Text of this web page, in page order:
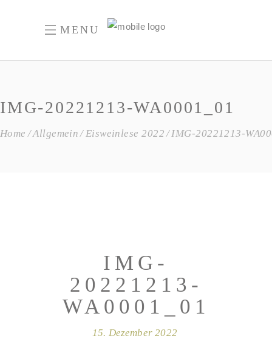
MENU
IMG-20221213-WA0001_01
Home Allgemein Eisweinlese 2022 IMG-20221213-
IMG-
20221213-
WA0001_01
15. Dezember 2022